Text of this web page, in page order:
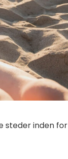
steder inden for